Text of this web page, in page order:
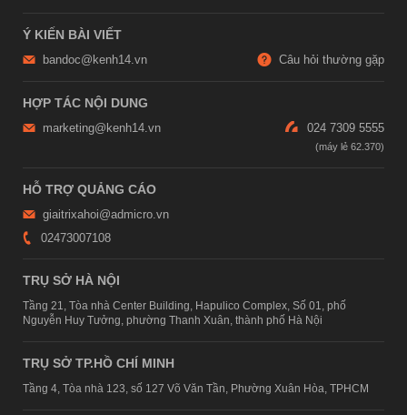
Ý KIẾN BÀI VIẾT
bandoc@kenh14.vn Câu hỏi thường gặp
HỢP TÁC NỘI DUNG
marketing@kenh14.vn 024 7309 5555
HỖ TRỢ QUẢNG CÁO
giaitrixahoi@admicro.vn
02473007108
TRỤ SỞ HÀ NỘI
Tầng 21, Tòa nhà Center Building, Hapulico Complex, Số 01, phố
Nguyễn Huy Tưởng, phường Thanh Xuân, thành phố Hà Nội
TRỤ SỞ TP.HỒ CHÍ MINH
Tầng 4, Tòa nhà 123, số 127 Võ Văn Tần, Phường Xuân Hòa, TPHCM